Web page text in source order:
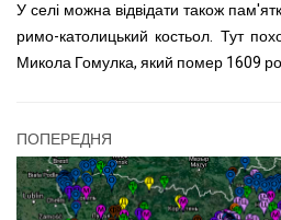
У селі можна відвідати також
римо-католицький костьол. Тут
Микола Гомулка, який помер 1609
ПОПЕРЕДНЯ